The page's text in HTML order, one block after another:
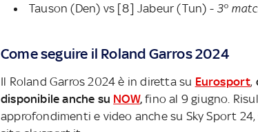
Tauson (Den) vs [8] Jabeur (Tun) - 3°
Come seguire il Roland Garros 2024
Il Roland Garros 2024 è in diretta su Eurosport,
disponibile anche su NOW, fino al 9 giugno.
approfondimenti e video anche su Sky Sport